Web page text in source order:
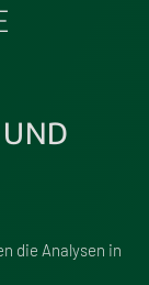
die Analysen in